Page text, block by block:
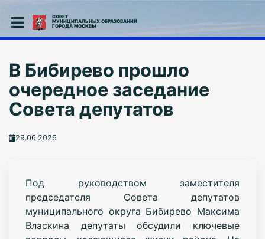
СОВЕТ
МУНИЦИПАЛЬНЫХ ОБРАЗОВАНИЙ
ГОРОДА МОСКВЫ
В Бибирево прошло
очередное заседание
Совета депутатов
29.06.2026
Под руководством заместителя
председателя Совета депутатов
муниципального округа Бибирево Максима
Власкина депутаты обсудили ключевые